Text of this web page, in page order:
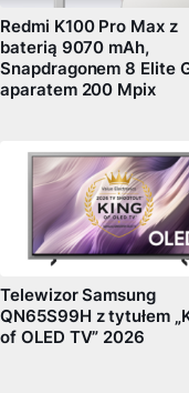
Redmi K100 Pro Max z
baterią 9070 mAh,
Snapdragonem 8 Elite
aparatem 200 Mpix
Telewizor Samsung
QN65S99H z tytułem
of OLED TV” 2026